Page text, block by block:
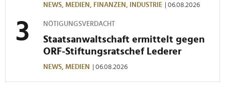
NEWS, MEDIEN, FINANZEN, INDUSTRIE | 06.08.2026
NÖTIGUNGSVERDACHT
Staatsanwaltschaft ermittelt gegen
ORF-Stiftungsratschef Lederer
NEWS, MEDIEN | 06.08.2026